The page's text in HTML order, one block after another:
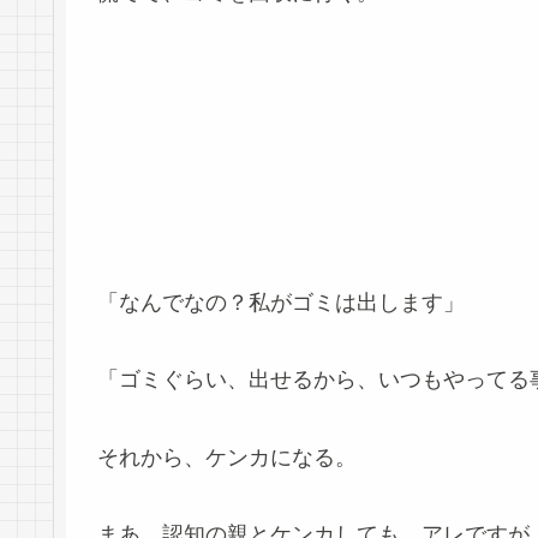
「なんでなの？私がゴミは出します」
「ゴミぐらい、出せるから、いつもやってる
それから、ケンカになる。